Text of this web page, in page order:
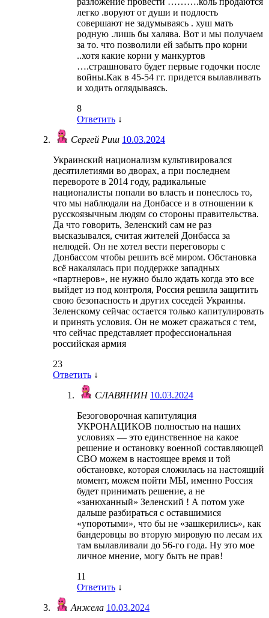
легко .воруют от души и подлость
совершают не задумываясь . хуш мать
родную .лишь бы халява. Вот и мы получаем
за то. что позволили ей забыть про корни
..хотя какие корни у манкуртов
….страшновато будет первые годочки после
войны.Как в 45-54 гг. придется вылавливать
и ходить оглядываясь.
8
Ответить ↓
Сергей Риш 10.03.2024
Украинский национализм культивировался
десятилетиями во дворах, а при последнем
перевороте в 2014 году, радикальные
националисты попали во власть и понеслось то,
что мы наблюдали на Донбассе и в отношении к
русскоязычным людям со стороны правительства.
Да что говорить, Зеленский сам не раз
высказывался, считая жителей Донбасса за
нелюдей. Он не хотел вести переговоры с
Донбассом чтобы решить всё миром. Обстановка
всё накалялась при поддержке западных
«партнеров», не нужно было ждать когда это все
выйдет из под контроля, Россия решила защитить
свою безопасность и других соседей Украины.
Зеленскому сейчас остается только капитулировать
и принять условия. Он не может сражаться с тем,
что сейчас представляет профессиональная
российская армия
23
Ответить ↓
СЛАВЯНИН 10.03.2024
Безоговорочная капитуляция
УКРОНАЦИКОВ полностью на наших
условиях — это единственное на какое
решение и остановку военной составляющей
СВО можем в настоящее время и той
обстановке, которая сложилась на настоящий
момент, можем пойти МЫ, именно Россия
будет принимать решение, а не
«занюханный» Зеленский ! А потом уже
дальше разбираться с оставшимися
«упоротыми», что бы не «зашкерились», как
бандеровцы во вторую мировую по лесам их
там вылавливали до 56-го года. Ну это мое
личное мнение, могу быть не прав!
11
Ответить ↓
Анжела 10.03.2024